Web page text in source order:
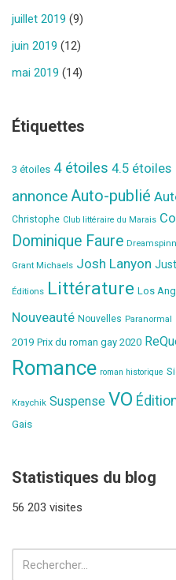
juillet 2019 (9)
juin 2019 (12)
mai 2019 (14)
Étiquettes
3 étoiles 4 étoiles 4.5 étoiles
annonce Auto-publié
Christophe Club littéraire du Marais
Dominique Faure
Grant Michaels Josh Lanyon
Éditions Littérature Los
Nouveauté Nouvelles Paranormal
2019 Prix du roman gay 2020
Romance roman historique
Kraychik Suspense VO
Gais
Statistiques du blog
56 203 visites